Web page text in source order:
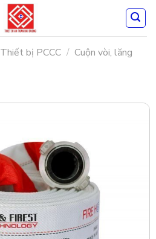
Thiết bị PCCC / Cuộn vòi, lăng